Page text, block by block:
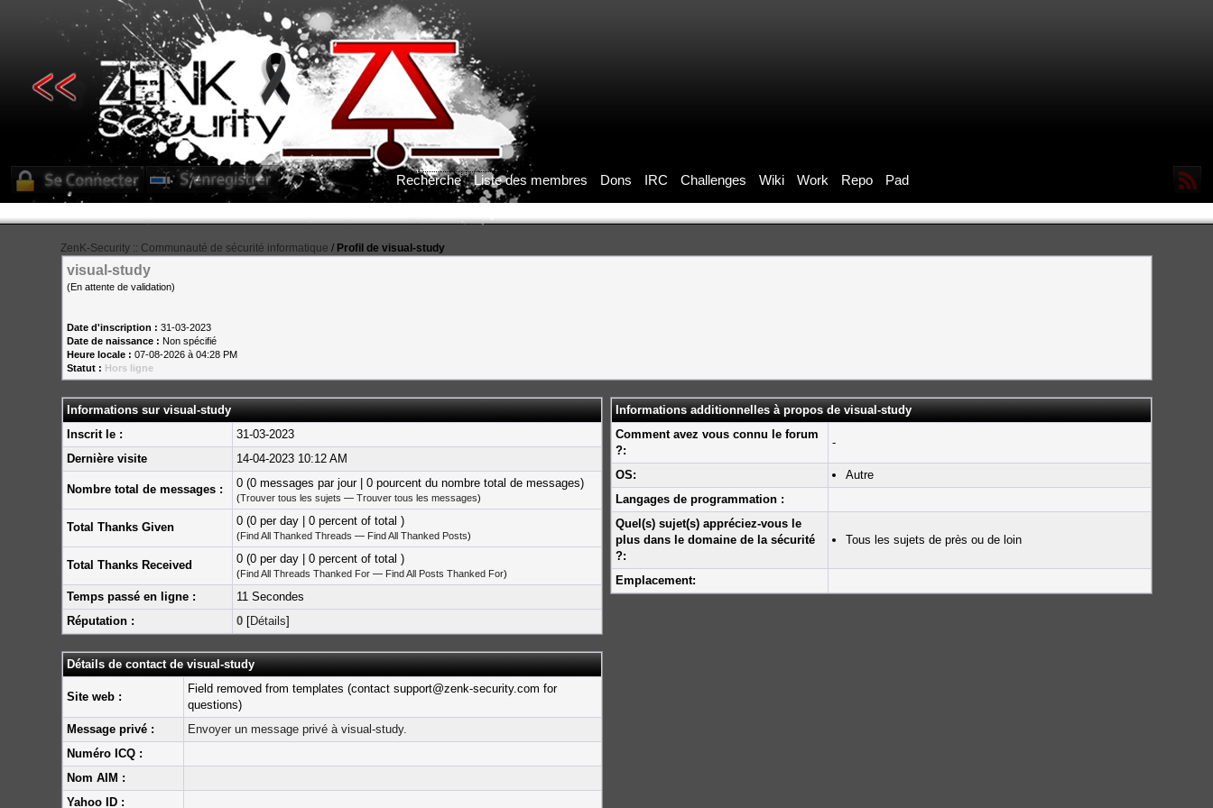
Recherche Liste des membres Dons IRC Challenges Wiki Work Repo Pad
ZenK-Security :: Communauté de sécurité informatique / Profil de visual-study
visual-study
(En attente de validation)
Date d'inscription : 31-03-2023
Date de naissance : Non spécifié
Heure locale : 07-08-2026 à 04:28 PM
Statut : Hors ligne
Informations sur visual-study
Inscrit le :
31-03-2023
Dernière visite
14-04-2023 10:12 AM
Nombre total de messages : 0 (0 messages par jour | 0 pourcent du nombre total de messages)
(Trouver tous les sujets — Trouver tous les messages)
Total Thanks Given 0 (0 per day | 0 percent of total )
(Find All Thanked Threads — Find All Thanked Posts)
Total Thanks Received 0 (0 per day | 0 percent of total )
(Find All Threads Thanked For— Find All Posts Thanked For)
Temps passé en ligne :
11 Secondes
Réputation :
0[Détails]
Détails de contact de visual-study
Site web :
Field removed from templates (contact support@zenk-security.com for
questions)
Message privé :
Envoyer un message privé à visual-study.
Numéro ICQ :
Nom AIM :
Yahoo ID :
Informations additionnelles à propos de visual-study
Comment avez vous connu le forum
?:
-
OS:
Autre
Langages de programmation :
Quel(s) sujet(s) appréciez-vous le
plus dans le domaine de la sécurité
?:
Tous les sujets de près ou de loin
Emplacement: